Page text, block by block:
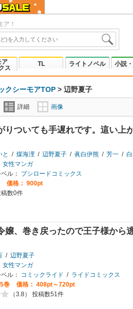
ア！
ア
ス
TL ライトノベル 小説
クシーモアTOP > 辺野夏子
詳細 画像
りついても手遅れです。這い上
と / 煤海浬 / 辺野夏子 / 眞白伊熊 / 芳一 /
女性マンガ
ル：
ブシロードコミックス
価格： 900pt
数0件
嬢、巻き戻ったので王子様から
/ 辺野夏子
女性マンガ
ル：
コミックライド / ライドコミックス
巻
価格： 408pt～720pt
（3.8） 投稿数51件